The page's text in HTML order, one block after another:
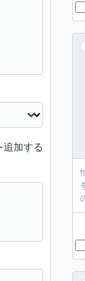
追加する